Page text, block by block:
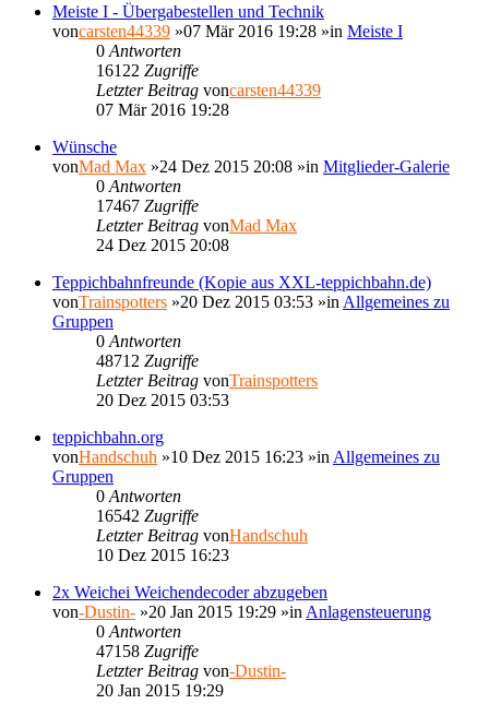
Meiste I - Übergabestellen und Technik
voncarsten44339 »07 Mär 2016 19:28 »in Meiste I
0 Antworten
16122 Zugriffe
Letzter Beitrag voncarsten44339
07 Mär 2016 19:28
Wünsche
vonMad Max »24 Dez 2015 20:08 »in Mitglieder-Galerie
0 Antworten
17467 Zugriffe
Letzter Beitrag vonMad Max
24 Dez 2015 20:08
Teppichbahnfreunde (Kopie aus XXL-teppichbahn.de)
vonTrainspotters »20 Dez 2015 03:53 »in Allgemeines zu
Gruppen
0 Antworten
48712 Zugriffe
Letzter Beitrag vonTrainspotters
20 Dez 2015 03:53
teppichbahn.org
vonHandschuh »10 Dez 2015 16:23 »in Allgemeines zu
Gruppen
0 Antworten
16542 Zugriffe
Letzter Beitrag vonHandschuh
10 Dez 2015 16:23
2x Weichei Weichendecoder abzugeben
von-Dustin- »20 Jan 2015 19:29 »in Anlagensteuerung
0 Antworten
47158 Zugriffe
Letzter Beitrag von-Dustin-
20 Jan 2015 19:29